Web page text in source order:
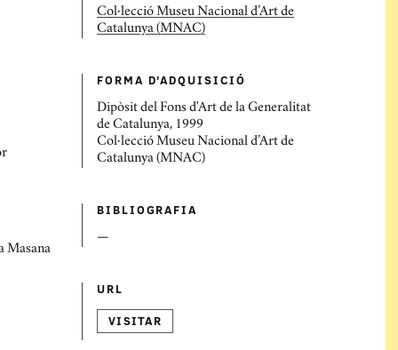
Col·lecció Museu Nacional d’Art de
Catalunya (MNAC)
FORMA D'ADQUISICIÓ
Dipòsit del Fons d'Art de la Generalitat
de Catalunya, 1999
Col·lecció Museu Nacional d’Art de
Catalunya (MNAC)
Masana
BIBLIOGRAFIA
—
URL
VISITAR